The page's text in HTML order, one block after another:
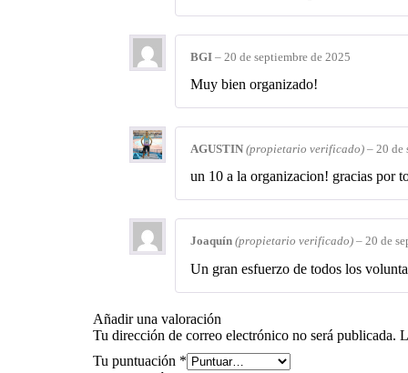
BGI – 20 de septiembre de 2025
Muy bien organizado!
AGUSTIN (propietario verificado) – 20 de
un 10 a la organizacion! gracias por
Joaquín (propietario verificado) – 20 de
Un gran esfuerzo de todos los
Añadir una valoración
Tu dirección de correo electrónico no será publicada.
Tu puntuación *